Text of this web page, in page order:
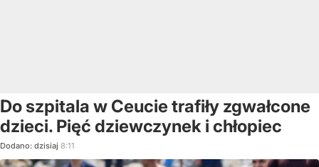
Do szpitala w Ceucie trafiły zgwałcone
dzieci. Pięć dziewczynek i chłopiec
Dodano: dzisiaj 8:11